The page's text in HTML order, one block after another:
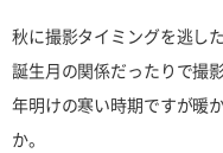
秋に撮影タイミングを逃した
誕生月の関係だったりで撮
年明けの寒い時期ですが暖
か。